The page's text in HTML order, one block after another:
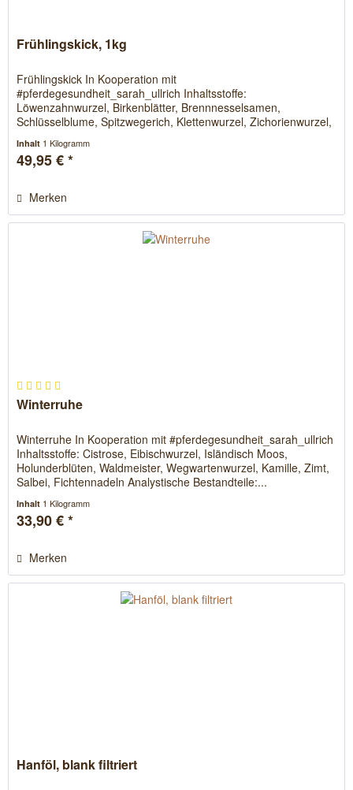
Frühlingskick, 1kg
Frühlingskick In Kooperation mit
#pferdegesundheit_sarah_ullrich Inhaltsstoffe:
Löwenzahnwurzel, Birkenblätter, Brennnesselsamen,
Schlüsselblume, Spitzwegerich, Klettenwurzel, Zichorienwurzel,
Inhalt 1 Kilogramm
49,95 € *
Merken
Winterruhe
Winterruhe In Kooperation mit #pferdegesundheit_sarah_ullrich
Inhaltsstoffe: Cistrose, Eibischwurzel, Isländisch Moos,
Holunderblüten, Waldmeister, Wegwartenwurzel, Kamille, Zimt,
Salbei, Fichtennadeln Analystische Bestandteile:...
Inhalt 1 Kilogramm
33,90 € *
Merken
Hanföl, blank filtriert